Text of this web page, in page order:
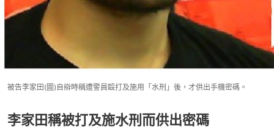
被告李家田(圖)自辯時稱遭警員毆打及施用「水刑」後，才供出手機密碼。
李家田稱被打及施水刑而供出密碼